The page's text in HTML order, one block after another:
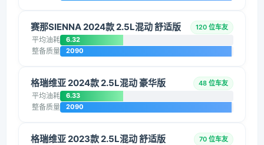
赛那SIENNA 2024款 2.5L混动 舒适版 120 位车友
平均油耗 6.32
整备质量 2090
格瑞维亚 2024款 2.5L混动 豪华版 48 位车友
平均油耗 6.33
整备质量 2090
格瑞维亚 2023款 2.5L混动 舒适版 70 位车友